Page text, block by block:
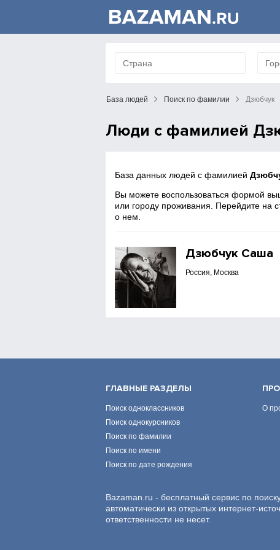
База людей Поиск по фамилии Дзюбчук
Люди с фамилией
База данных людей с фамилией
Вы можете воспользоваться формой
или городу проживания. Перейдите на
о нем.
Дзюбчук Саша
Россия, Москва
ГЛАВНЫЕ РАЗДЕЛЫ
Поиск одноклассников
Поиск однокурсников
Поиск по фамилии
Поиск по имени
Поиск по дате рождения
О
Bazaman.ru - бесплатный сервис по
автоматически из открытых интернет-
ответственности не несет.